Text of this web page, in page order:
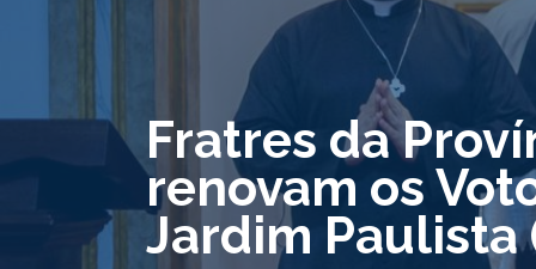
Fratres da
renovam os
Jardim Paulista